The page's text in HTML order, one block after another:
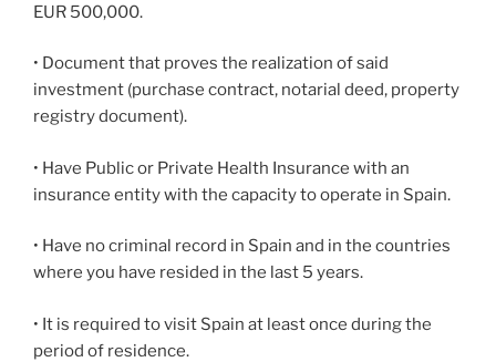
EUR 500,000.
• Document that proves the realization of said
investment (purchase contract, notarial deed, property
registry document).
• Have Public or Private Health Insurance with an
insurance entity with the capacity to operate in Spain.
• Have no criminal record in Spain and in the countries
where you have resided in the last 5 years.
• It is required to visit Spain at least once during the
period of residence.